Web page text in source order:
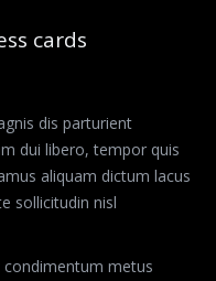
cards
dis parturient
dui libero, tempor quis
aliquam dictum lacus
sollicitudin nisl
condimentum metus